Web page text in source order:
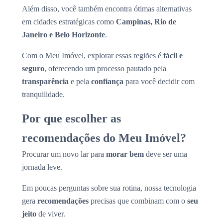
Além disso, você também encontra ótimas alternativas
em cidades estratégicas como Campinas, Rio de
Janeiro e Belo Horizonte.
Com o Meu Imóvel, explorar essas regiões é fácil e
seguro, oferecendo um processo pautado pela
transparência e pela confiança para você decidir com
tranquilidade.
Por que escolher as
recomendações do Meu Imóvel?
Procurar um novo lar para morar bem deve ser uma
jornada leve.
Em poucas perguntas sobre sua rotina, nossa tecnologia
gera recomendações precisas que combinam com o seu
jeito de viver.